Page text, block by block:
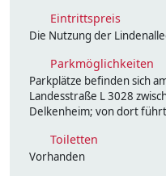
Eintrittspreis
Die Nutzung der
Parkmöglichkeiten
Parkplätze befinden sich
Landesstraße L 3028
Delkenheim; von dort
Toiletten
Vorhanden